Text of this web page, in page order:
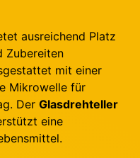
ausreichend Platz
Zubereiten
mit einer
Mikrowelle für
Der Glasdrehteller
eine